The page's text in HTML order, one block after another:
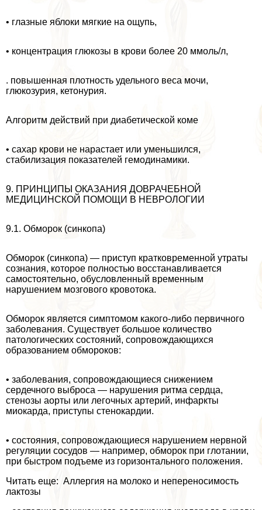
• глазные яблоки мягкие на ощупь,
• концентрация глюкозы в крови более 20 ммоль/л,
. повышенная плотность удельного веса мочи,
глюкозурия, кетонурия.
Алгоритм действий при диабетической коме
• сахар крови не нарастает или уменьшился,
стабилизация показателей гемодинамики.
9. ПРИНЦИПЫ ОКАЗАНИЯ ДОВРАЧЕБНОЙ
МЕДИЦИНСКОЙ ПОМОЩИ В НЕВРОЛОГИИ
9.1. Обморок (синкопа)
Обморок (синкопа) — приступ кратковременной утраты
сознания, которое полностью восстанавливается
самостоятельно, обусловленный временным
нарушением мозгового кровотока.
Обморок является симптомом какого-либо первичного
заболевания. Су­ществует большое количество
патологических состояний, сопровождающих­ся
образованием обмороков:
• заболевания, сопровождающиеся снижением
сердечного выброса — нарушения ритма сердца,
стенозы аорты или легочных артерий, инфар­кты
миокарда, приступы стенокардии.
• состояния, сопровождающиеся нарушением нервной
регуляции сосу­дов — например, обморок при глотании,
при быстром подъеме из гори­зонтального положения.
Читать еще: Аллергия на молоко и непереносимость
лактозы